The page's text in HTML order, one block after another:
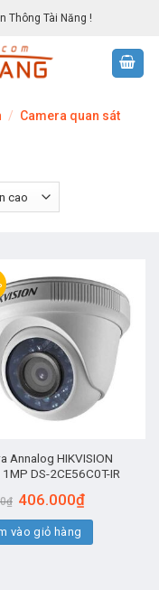
Thông Tài Năng !
/ Camera quan sát
Annalog HIKVISION
DS-2CE56C0T-IR
₫ Giá
gốc
là:
580.000₫.
406.000₫Giá
tại
406.000₫.
vào giỏ hàng